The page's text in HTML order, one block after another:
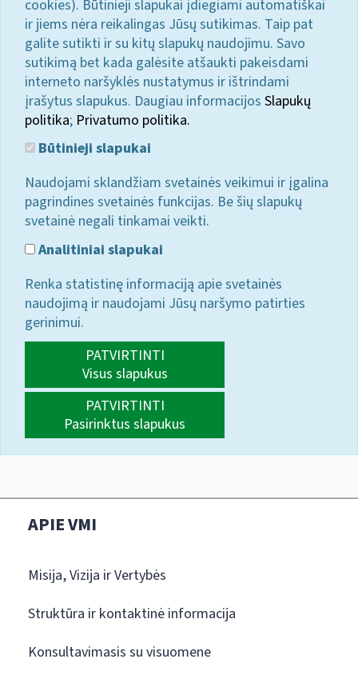
cookies). Būtinieji slapukai įdiegiami automatiškai
ir jiems nėra reikalingas Jūsų sutikimas. Taip pat
galite sutikti ir su kitų slapukų naudojimu. Savo
sutikimą bet kada galėsite atšaukti pakeisdami
interneto naršyklės nustatymus ir ištrindami
įrašytus slapukus. Daugiau informacijos Slapukų
politika; Privatumo politika.
Būtinieji slapukai
Naudojami sklandžiam svetainės veikimui ir įgalina
pagrindines svetainės funkcijas. Be šių slapukų
svetainė negali tinkamai veikti.
Analitiniai slapukai
Renka statistinę informaciją apie svetainės
naudojimą ir naudojami Jūsų naršymo patirties
gerinimui.
PATVIRTINTI
Visus slapukus
PATVIRTINTI
Pasirinktus slapukus
APIE VMI
Misija, Vizija ir Vertybės
Struktūra ir kontaktinė informacija
Konsultavimasis su visuomene